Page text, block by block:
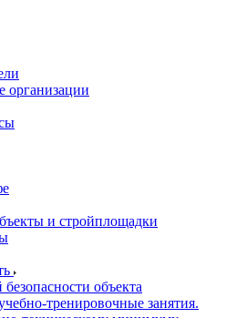
организации
и стройплощадки
объекта
тренировочные занятия.